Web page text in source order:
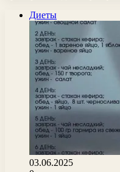
Диеты
03.06.2025